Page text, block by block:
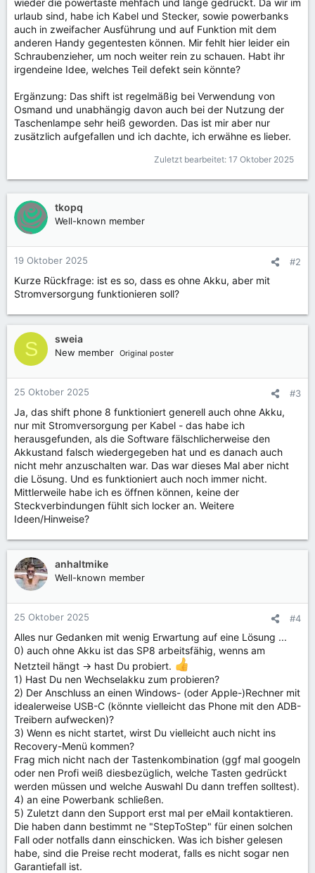
wieder die powertaste mehfach und lange gedrückt. Da wir im
urlaub sind, habe ich Kabel und Stecker, sowie powerbanks
auch in zweifacher Ausführung und auf Funktion mit dem
anderen Handy gegentesten können. Mir fehlt hier leider ein
Schraubenzieher, um noch weiter rein zu schauen. Habt ihr
irgendeine Idee, welches Teil defekt sein könnte?
Ergänzung: Das shift ist regelmäßig bei Verwendung von
Osmand und unabhängig davon auch bei der Nutzung der
Taschenlampe sehr heiß geworden. Das ist mir aber nur
zusätzlich aufgefallen und ich dachte, ich erwähne es lieber.
Zuletzt bearbeitet: 17 Oktober 2025
tkopq
Well-known member
19 Oktober 2025 #2
Kurze Rückfrage: ist es so, dass es ohne Akku, aber mit
Stromversorgung funktionieren soll?
S sweia
New member Original poster
25 Oktober 2025 #3
Ja, das shift phone 8 funktioniert generell auch ohne Akku,
nur mit Stromversorgung per Kabel - das habe ich
herausgefunden, als die Software fälschlicherweise den
Akkustand falsch wiedergegeben hat und es danach auch
nicht mehr anzuschalten war. Das war dieses Mal aber nicht
die Lösung. Und es funktioniert auch noch immer nicht.
Mittlerweile habe ich es öffnen können, keine der
Steckverbindungen fühlt sich locker an. Weitere
Ideen/Hinweise?
anhaltmike
Well-known member
25 Oktober 2025 #4
Alles nur Gedanken mit wenig Erwartung auf eine Lösung ...
0) auch ohne Akku ist das SP8 arbeitsfähig, wenns am
Netzteil hängt -> hast Du probiert.
1) Hast Du nen Wechselakku zum probieren?
2) Der Anschluss an einen Windows- (oder Apple-)Rechner mit
idealerweise USB-C (könnte vielleicht das Phone mit den ADB-
Treibern aufwecken)?
3) Wenn es nicht startet, wirst Du vielleicht auch nicht ins
Recovery-Menü kommen?
Frag mich nicht nach der Tastenkombination (ggf mal googeln
oder nen Profi weiß diesbezüglich, welche Tasten gedrückt
werden müssen und welche Auswahl Du dann treffen solltest).
4) an eine Powerbank schließen.
5) Zuletzt dann den Support erst mal per eMail kontaktieren.
Die haben dann bestimmt ne "StepToStep" für einen solchen
Fall oder notfalls dann einschicken. Was ich bisher gelesen
habe, sind die Preise recht moderat, falls es nicht sogar nen
Garantiefall ist.